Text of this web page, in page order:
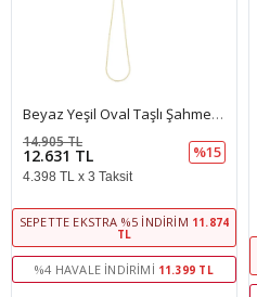
Beyaz Yeşil Oval Taşlı Şahmeran
12.631 TL
14.905 TL
%15
4.398 TL x 3 Taksit
SEPETTE EKSTRA %5 İNDIRIM 11.874
TL
%4 HAVALE İNDIRIMI 11.399 TL